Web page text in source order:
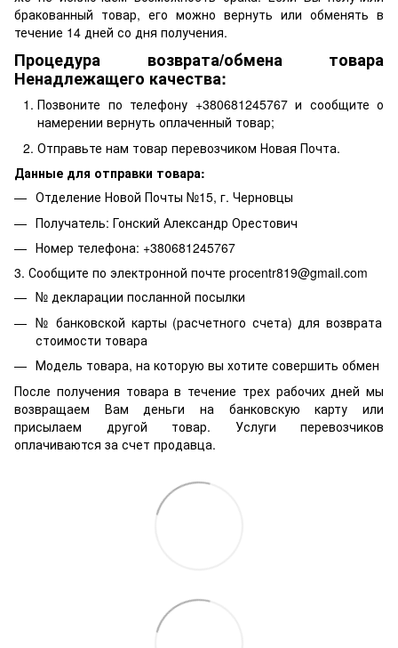
бракованный товар, его можно вернуть или обменять в
течение 14 дней со дня получения.
Процедура возврата/обмена товара
Ненадлежащего качества:
Позвоните по телефону +380681245767 и сообщите о
намерении вернуть оплаченный товар;
Отправьте нам товар перевозчиком Новая Почта.
Данные для отправки товара:
Отделение Новой Почты №15, г. Черновцы
Получатель: Гонский Александр Орестович
Номер телефона: +380681245767
3. Сообщите по электронной почте procentr819@gmail.com
№ декларации посланной посылки
№ банковской карты (расчетного счета) для возврата
стоимости товара
Модель товара, на которую вы хотите совершить обмен
После получения товара в течение трех рабочих дней мы
возвращаем Вам деньги на банковскую карту или
присылаем другой товар. Услуги перевозчиков
оплачиваются за счет продавца.